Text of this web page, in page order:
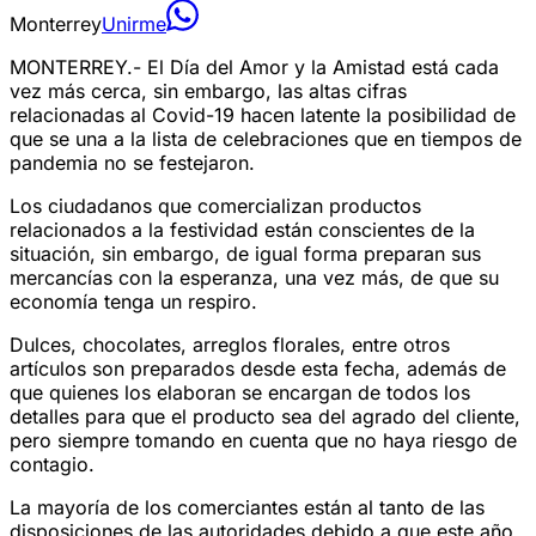
MonterreyUnirme
MONTERREY.- El Día del Amor y la Amistad está cada
vez más cerca, sin embargo, las altas cifras
relacionadas al Covid-19 hacen latente la posibilidad de
que se una a la lista de celebraciones que en tiempos de
pandemia no se festejaron.
Los ciudadanos que comercializan productos
relacionados a la festividad están conscientes de la
situación, sin embargo, de igual forma preparan sus
mercancías con la esperanza, una vez más, de que su
economía tenga un respiro.
Dulces, chocolates, arreglos florales, entre otros
artículos son preparados desde esta fecha, además de
que quienes los elaboran se encargan de todos los
detalles para que el producto sea del agrado del cliente,
pero siempre tomando en cuenta que no haya riesgo de
contagio.
La mayoría de los comerciantes están al tanto de las
disposiciones de las autoridades debido a que este año,